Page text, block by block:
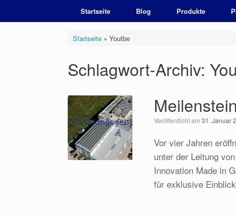
springen
Startseite Blog Produkte
Startseite» Youtbe
Schlagwort-Archiv:
Veröffentlicht am31. Januar
Vor vier Jahren
unter der Leitung
Innovation Made in
für exklusive